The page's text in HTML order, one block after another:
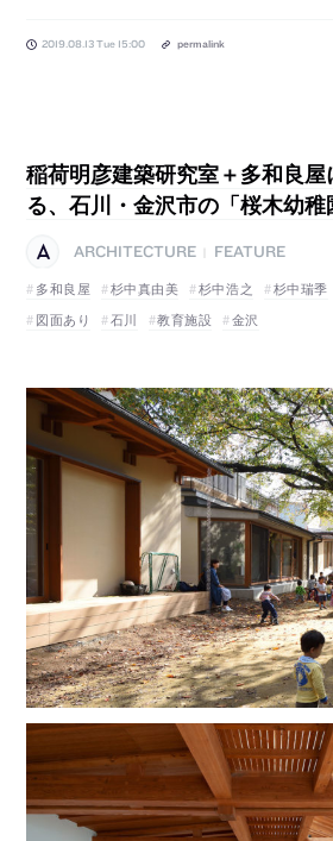
2019.08.13 Tue 15:00 permalink
稲荷明彦建築研究室＋多和良屋
る、石川・金沢市の「桜木幼稚
ARCHITECTURE
FEATURE
多和良屋
杉中真由美 杉中浩之 杉中瑞季
図面あり
石川 教育施設 金沢